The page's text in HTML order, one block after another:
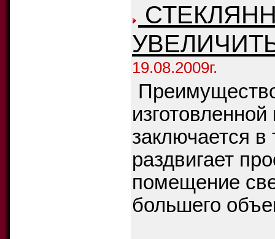
19.08.2009г.
заключается в
раздвигает
помещение
большего